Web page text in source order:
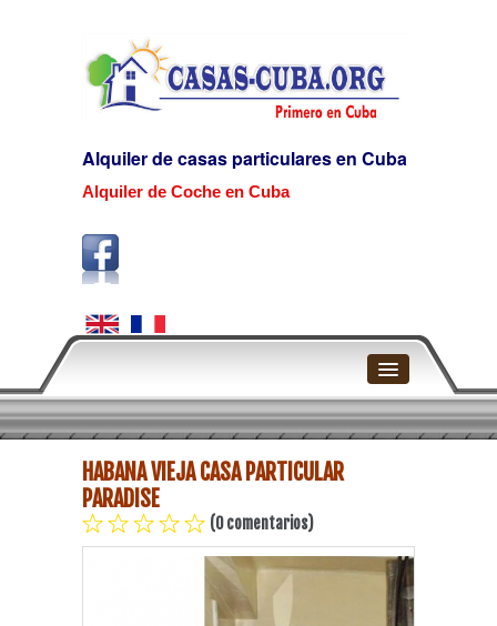
Alquiler de casas particulares en Cuba
Alquiler de Coche en Cuba
Home
La Habana
Playa Habana
Pinar del Río
HABANA VIEJA CASA PARTICULAR
PARADISE
(0 comentarios)